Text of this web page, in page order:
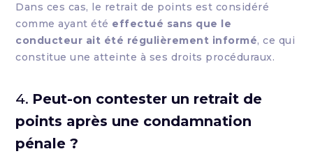
Dans ces cas, le retrait de points est considéré
comme ayant été effectué sans que le
conducteur ait été régulièrement informé, ce qui
constitue une atteinte à ses droits procéduraux.
4. Peut-on contester un retrait de
points après une condamnation
pénale ?